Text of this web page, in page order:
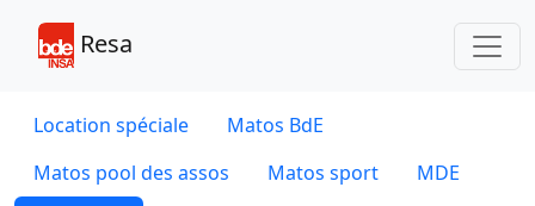
Resa
Location spéciale
Matos BdE
Matos pool des assos
Matos sport
MDE